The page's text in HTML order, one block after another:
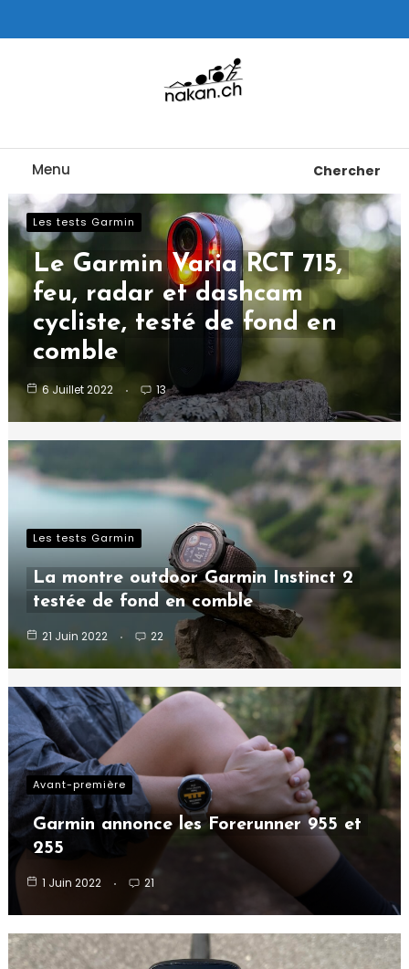
To
Menu Chercher
Les tests Garmin
Le Garmin Varia RCT 715,
feu, radar et dashcam
cycliste, testé de fond en
comble
6 Juillet 2022 13
Les tests Garmin
La montre outdoor Garmin Instinct 2
testée de fond en comble
21 Juin 2022 22
Avant-première
Garmin annonce les Forerunner 955 et
255
1 Juin 2022 21